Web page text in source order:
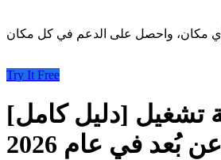
Try It Free
[دليل كامل] كيفية تشغيل
بُعد في عام 2026